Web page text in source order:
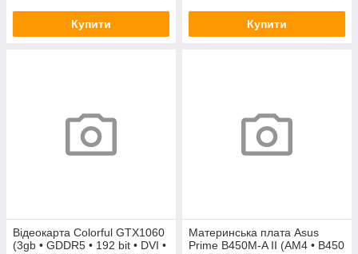
Купити Купити
Відеокарта Colorful GTX1060
(3gb • GDDR5 • 192 bit • DVI •
Материнська плата Asus
Prime B450M-A II (AM4 • B450